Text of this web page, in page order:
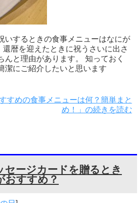
いするときの食事メニューはなにが
暦を迎えたときに祝うさいに出さ
んと理由があります。 知っておく
潔にご紹介したいと思います
すめの食事メニューは何？簡単まと
め！」の続きを読む
セージカードを贈るとき
おすすめ？